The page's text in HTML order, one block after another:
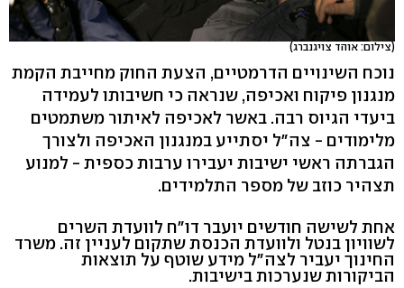
(צילום: אוהד צויגנברג)
נוכח השינויים הדרמטיים, הצעת החוק מחייבת הקמת
מנגנון פיקוח ואכיפה, שנראה כי חשיבותו לעמידה
ביעדי הגיוס רבה. באשר לאכיפה לאיתור משתמטים
מלימודים - צה"ל יסתייע במנגנון האכיפה ולצורך
הגברתה ראשי ישיבות יעבירו ערבות כספית - למנוע
תצהיר כוזב של מספר התלמידים.
אחת לשישה חודשים יועבר דו"ח לוועדת השרים
לשוויון בנטל ולוועדת הכנסת שתקום לעניין זה. משרד
החינוך יעביר לצה"ל מידע שוטף על תוצאות
הביקורות שנערכות בישיבות.